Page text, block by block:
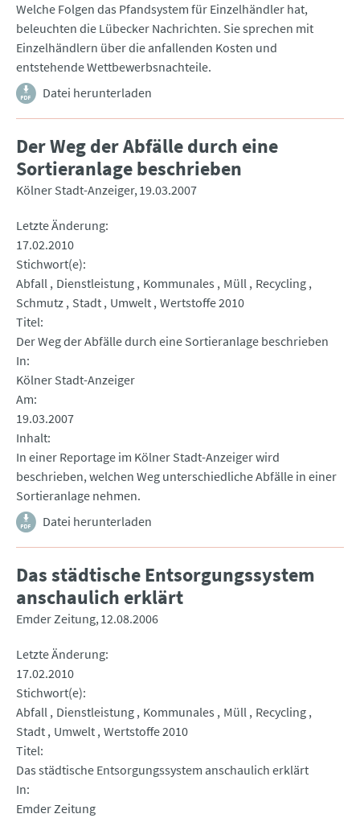
Welche Folgen das Pfandsystem für Einzelhändler hat,
beleuchten die Lübecker Nachrichten. Sie sprechen mit
Einzelhändlern über die anfallenden Kosten und
entstehende Wettbewerbsnachteile.
Datei herunterladen
Der Weg der Abfälle durch eine
Sortieranlage beschrieben
Kölner Stadt-Anzeiger 19.03.2007
Letzte Änderung
17.02.2010
Stichwort(e)
Abfall Dienstleistung Kommunales Müll Recycling
Schmutz Stadt Umwelt Wertstoffe 2010
Titel
Der Weg der Abfälle durch eine Sortieranlage beschrieben
In
Kölner Stadt-Anzeiger
Am
19.03.2007
Inhalt
In einer Reportage im Kölner Stadt-Anzeiger wird
beschrieben, welchen Weg unterschiedliche Abfälle in einer
Sortieranlage nehmen.
Datei herunterladen
Das städtische Entsorgungssystem
anschaulich erklärt
Emder Zeitung 12.08.2006
Letzte Änderung
17.02.2010
Stichwort(e)
Abfall Dienstleistung Kommunales Müll Recycling
Stadt Umwelt Wertstoffe 2010
Titel
Das städtische Entsorgungssystem anschaulich erklärt
In
Emder Zeitung